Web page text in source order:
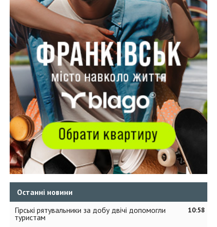
Останні новини
10:58
Гірські рятувальники за добу двічі допомогли
туристам